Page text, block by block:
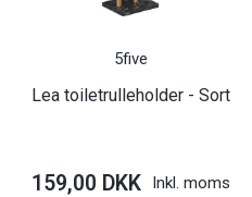
5five
Lea toiletrulleholder - Sort
159,00 DKK Inkl. moms